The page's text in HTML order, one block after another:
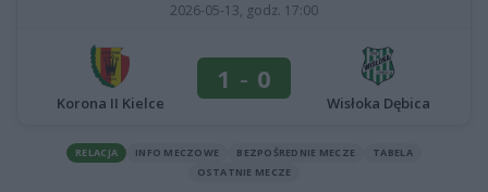
2026-05-13, godz. 17:00
Korona II Kielce
1 - 0
Wisłoka Dębica
RELACJA INFO MECZOWE BEZPOŚREDNIE MECZE
TABELA
OSTATNIE MECZE